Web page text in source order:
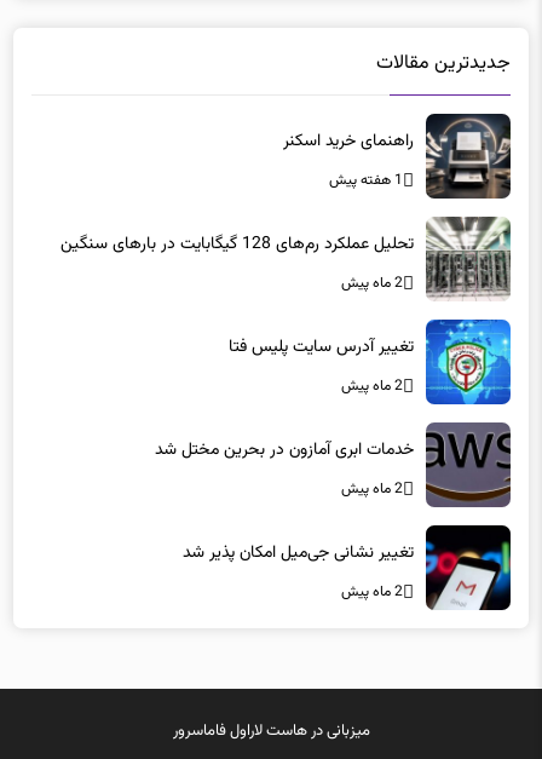
جدیدترین مقالات
راهنمای خرید اسکنر
1 هفته پیش
تحلیل عملکرد رم‌های 128 گیگابایت در بارهای سنگین
2 ماه پیش
تغییر آدرس سایت پلیس فتا
2 ماه پیش
خدمات ابری آمازون در بحرین مختل شد
2 ماه پیش
تغییر نشانی جی‌میل امکان پذیر شد
2 ماه پیش
میزبانی درهاست لاراولفاماسرور